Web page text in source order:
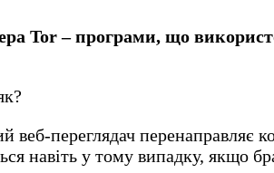
Tor – програми, що
переглядач перенаправляє
навіть у тому випадку, якщо